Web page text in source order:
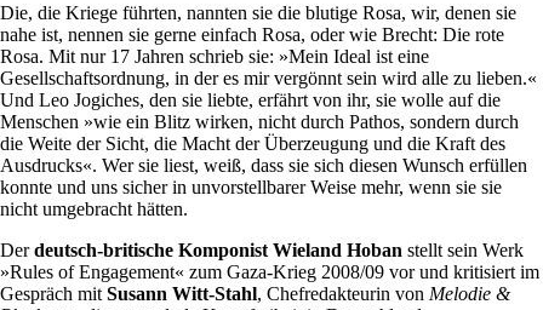
Die, die Kriege führten, nannten sie die blutige Rosa, wir, denen sie
nahe ist, nennen sie gerne einfach Rosa, oder wie Brecht: Die rote
Rosa. Mit nur 17 Jahren schrieb sie: »Mein Ideal ist eine
Gesellschaftsordnung, in der es mir vergönnt sein wird alle zu lieben.«
Und Leo Jogiches, den sie liebte, erfährt von ihr, sie wolle auf die
Menschen »wie ein Blitz wirken, nicht durch Pathos, sondern durch
die Weite der Sicht, die Macht der Überzeugung und die Kraft des
Ausdrucks«. Wer sie liest, weiß, dass sie sich diesen Wunsch erfüllen
konnte und uns sicher in unvorstellbarer Weise mehr, wenn sie sie
nicht umgebracht hätten.
Derdeutsch-britische Komponist Wieland Hoban stellt sein Werk
»Rules of Engagement« zum Gaza-Krieg 2008/09 vor und kritisiert im
Gespräch mit Susann Witt-Stahl, Chefredakteurin von Melodie &